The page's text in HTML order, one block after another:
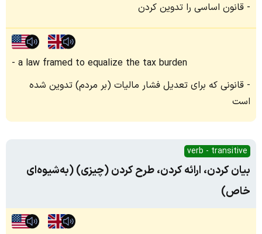
قانون اساسی را تدوین کردن
a law framed to equalize the tax burden
قانونی که برای تعدیل فشار مالیات (بر مردم) تدوین شده
است
verb - transitive
بیان کردن، ارائه کردن، طرح کردن (چیزی) (به‌شیوه‌ای
خاص)